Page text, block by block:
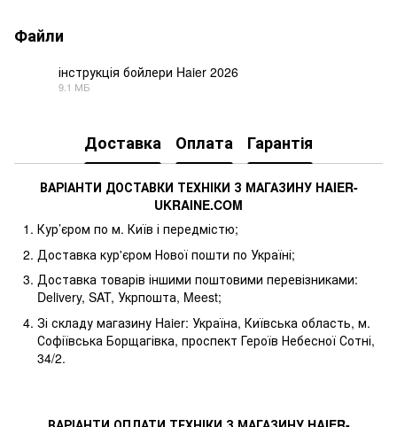
Файли
інструкція бойлери Haier 2026
9.1 МБ
Доставка Оплата Гарантія
ВАРІАНТИ ДОСТАВКИ ТЕХНІКИ З МАГАЗИНУ HAIER-
UKRAINE.COM
Кур’єром по м. Київ і передмістю;
Доставка кур'єром Нової пошти по Україні;
Доставка товарів іншими поштовими перевізниками:
Delivery, SAT, Укрпошта, Meest;
Зі складу магазину Haier: Україна, Київська область, м.
Софіївська Борщагівка, проспект Героїв Небесної Сотні,
34/2.